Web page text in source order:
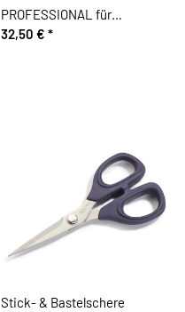
PROFESSIONAL für
Linkshänder, 21 cm, Prym
32,50 € *
Stick- & Bastelschere